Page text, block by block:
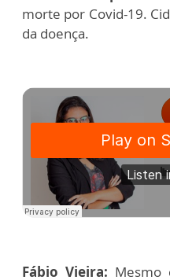
morte por Covid-19.
da doença.
Fábio Vieira: Mesmo